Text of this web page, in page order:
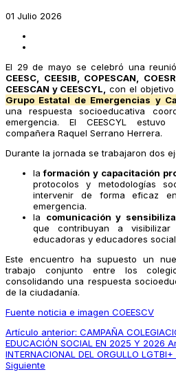
01 Julio 2026
El 29 de mayo se celebró una
CEESC, CEESIB, COPESCAN,
CEESCAN y CEESCYL,
con el objetivo
Grupo Estatal de Emergencias y
una respuesta socioeducativa
emergencia. El CEESCYL
compañera Raquel Serrano Herrera.
Durante la jornada se trabajaron dos
la formación y capacitación
protocolos y metodologías
intervenir de forma eficaz
emergencia.
la comunicación y
que contribuyan a
educadoras y educadores
Este encuentro ha supuesto un
trabajo conjunto entre los
consolidando una respuesta
de la ciudadanía.
Fuente noticia e imagen COEESCV
Artículo anterior: CAMPAÑA
EDUCACIÓN SOCIAL EN 2025 Y 2026
INTERNACIONAL DEL ORGULLO
Siguiente